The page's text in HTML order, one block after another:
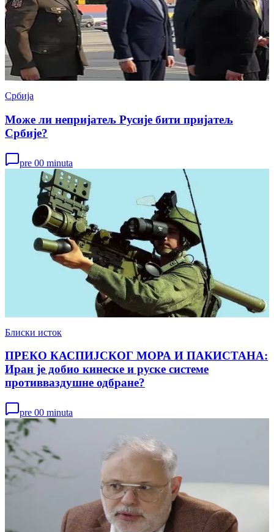
Србија
Може ли непријатељ Русије бити пријатељ
Србије?
pre 00 minuta
Блиски исток
ПРЕКО КАСПИЈСКОГ МОРА И ПАКИСТАНА:
Иран је добио кинеске и руске системе
противваздушне одбране?
pre 00 minuta